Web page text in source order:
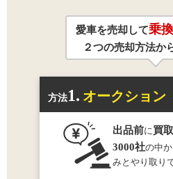
愛車を売却して乗換
２つの売却方法か
方法1. オークション
出品前に 買
3000社の中か
みとやり取り